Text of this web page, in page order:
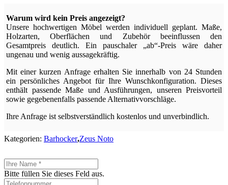
Warum wird kein Preis angezeigt?
Unsere hochwertigen Möbel werden individuell geplant. Maße,
Holzarten, Oberflächen und Zubehör beeinflussen den
Gesamtpreis deutlich. Ein pauschaler „ab“-Preis wäre daher
ungenau und wenig aussagekräftig.
Mit einer kurzen Anfrage erhalten Sie innerhalb von 24 Stunden
ein persönliches Angebot für Ihre Wunschkonfiguration. Dieses
enthält passende Maße und Ausführungen, unseren Preisvorteil
sowie gegebenenfalls passende Alternativvorschläge.
Ihre Anfrage ist selbstverständlich kostenlos und unverbindlich.
Kategorien: Barhocker,Zeus Noto
Bitte füllen Sie dieses Feld aus.